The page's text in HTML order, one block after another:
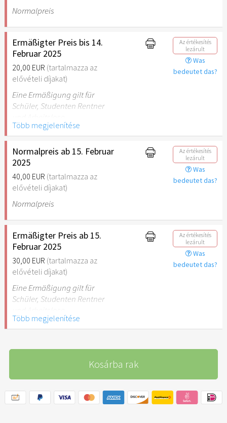
Normalpreis
Ermäßigter Preis bis 14.
Februar 2025
20,00 EUR (tartalmazza az
elővételi díjakat)
Az értékesítés
lezárult
Was
bedeutet das?
Eine Ermäßigung gilt für
Schüler, Studenten Rentner
Több megjelenítése
Normalpreis ab 15. Februar
2025
40,00 EUR (tartalmazza az
elővételi díjakat)
Az értékesítés
lezárult
Was
bedeutet das?
Normalpreis
Ermäßigter Preis ab 15.
Februar 2025
30,00 EUR (tartalmazza az
elővételi díjakat)
Az értékesítés
lezárult
Was
bedeutet das?
Eine Ermäßigung gilt für
Schüler, Studenten Rentner
Több megjelenítése
Kosárba rak